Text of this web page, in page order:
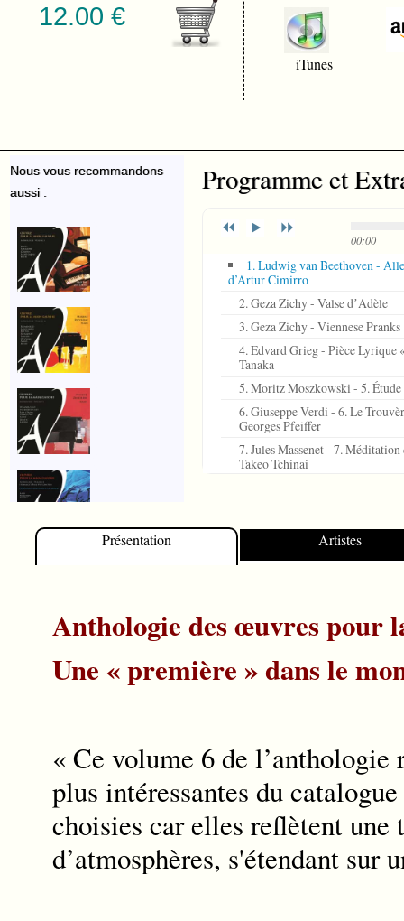
12.00 €
iTunes
Nous vous recommandons
aussi :
Programme et
00:00
1. Ludwig van Beethoven -
d’Artur Cimirro
2. Geza Zichy - Valse dʼAdèle
3. Geza Zichy - Viennese Pranks
4. Edvard Grieg - Pièce
Tanaka
5. Moritz Moszkowski - 5. Étude
6. Giuseppe Verdi - 6. Le
Georges Pfeiffer
7. Jules Massenet - 7.
Takeo Tchinai
9. Maurice Ravel - 9. Prélude -
10. Franz Liszt - Hungaryʼs God
11. Manuel Ponce - Malgré Tout
Présentation Artistes
Anthologie des œuvres pour
Une « première » dans le
« Ce volume 6 de l’anthologie
plus intéressantes du
choisies car elles reflètent une
d’atmosphères, s'étendant sur